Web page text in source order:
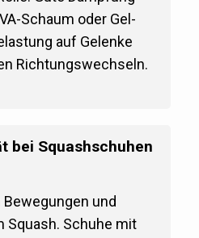
Schaum oder Gel-
auf Gelenke
Richtungswechseln.
bei Squashschuhen
und
Squash. Schuhe mit